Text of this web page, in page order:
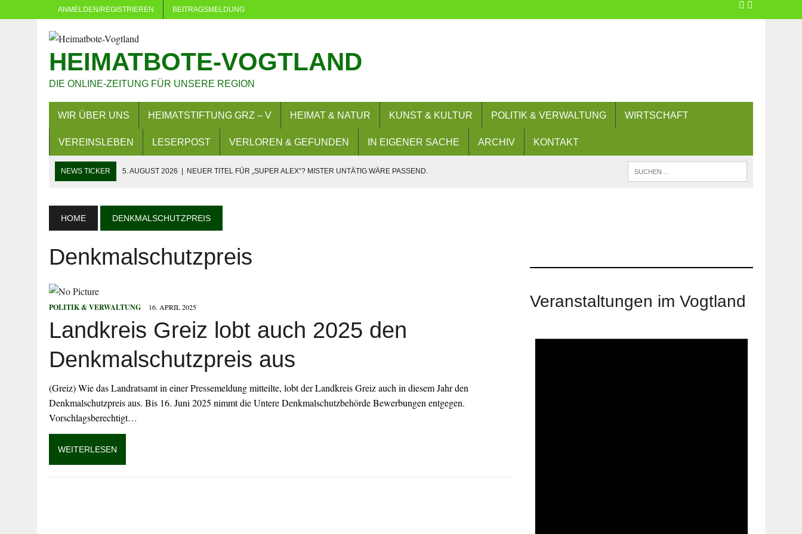
ANMELDEN/REGISTRIEREN BEITRAGSMELDUNG
HEIMATBOTE-VOGTLAND
DIE ONLINE-ZEITUNG FÜR UNSERE REGION
WIR ÜBER UNS HEIMATSTIFTUNG GRZ – V HEIMAT & NATUR KUNST & KULTUR POLITIK & VERWALTUNG WIRTSCHAFT
VEREINSLEBEN LESERPOST VERLOREN & GEFUNDEN IN EIGENER SACHE ARCHIV KONTAKT
NEWS TICKER 5. AUGUST 2026 NEUER TITEL FÜR „SUPER ALEX“? MISTER UNTÄTIG WÄRE PASSEND.
3. AUGUST 2026 | LANDKREIS GREIZ: FAHREN OHNE FAHRERLAUBNIS
29. JULI 2026 SOMMER IN EICH: MEHR ALS 380 KINDER BESUCHEN FLORIANBILDUNGSZENTRUM (FLOBIZ)
HOHER SACHSCHADEN AUF SPIELPLATZ
27. JULI 2026
27. JULI 2026 | EINBRUCH IN ERLEBNISBAD
27. JULI 2026 | MANN BEGEHT MEHRFACH STRAFTATEN
HOME DENKMALSCHUTZPREIS
Denkmalschutzpreis
POLITIK & VERWALTUNG 16. APRIL 2025
Landkreis Greiz lobt auch 2025 den
Denkmalschutzpreis aus
(Greiz) Wie das Landratsamt in einer Pressemeldung mitteilte, lobt der Landkreis Greiz auch in diesem Jahr den
Denkmalschutzpreis aus. Bis 16. Juni 2025 nimmt die Untere Denkmalschutzbehörde Bewerbungen entgegen.
Vorschlagsberechtigt…
WEITERLESEN
Veranstaltungen im Vogtland